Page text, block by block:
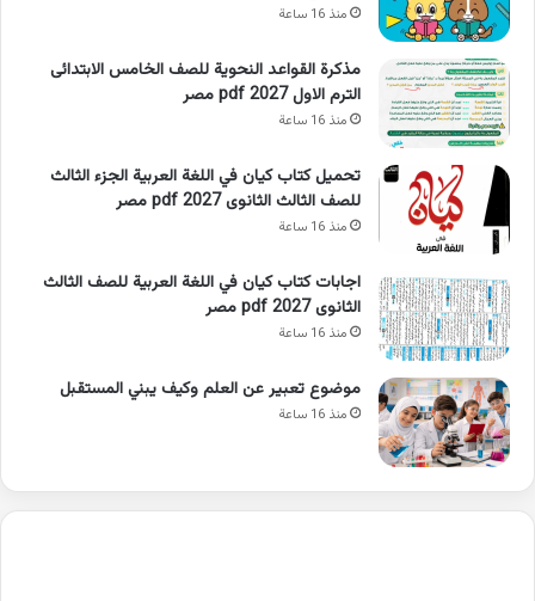
منذ 16 ساعة
مذكرة القواعد النحوية للصف الخامس الابتدائى
الترم الاول 2027 pdf مصر
منذ 16 ساعة
تحميل كتاب كيان في اللغة العربية الجزء الثالث
للصف الثالث الثانوى 2027 pdf مصر
منذ 16 ساعة
اجابات كتاب كيان في اللغة العربية للصف الثالث
الثانوى 2027 pdf مصر
منذ 16 ساعة
موضوع تعبير عن العلم وكيف يبني المستقبل
منذ 16 ساعة